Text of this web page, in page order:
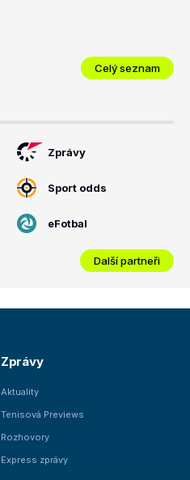
Celý seznam
Zprávy
Sport odds
eFotbal
Další partneři
Zprávy
Aktuality
Tenisová Previews
Rozhovory
Express zprávy